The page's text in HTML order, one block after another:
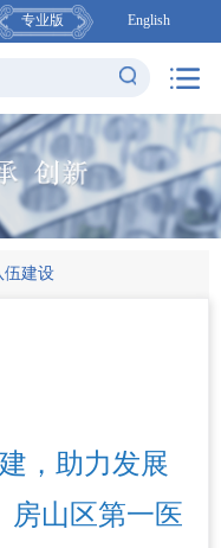
专业版 English
伍建设
，助力发展
山区第一医